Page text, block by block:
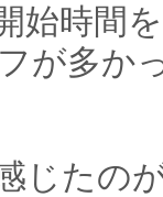
始時間
が多か
じたの